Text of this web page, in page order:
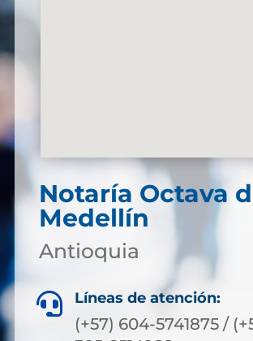
Notaría Octava
Medellín
Antioquia
 Líneas de atención:
(+57) 604-5741875 /